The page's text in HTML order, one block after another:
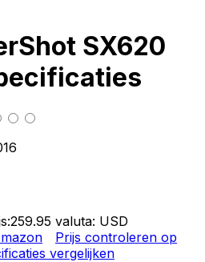
SX620
valuta: USD
Prijs controleren op
vergelijken